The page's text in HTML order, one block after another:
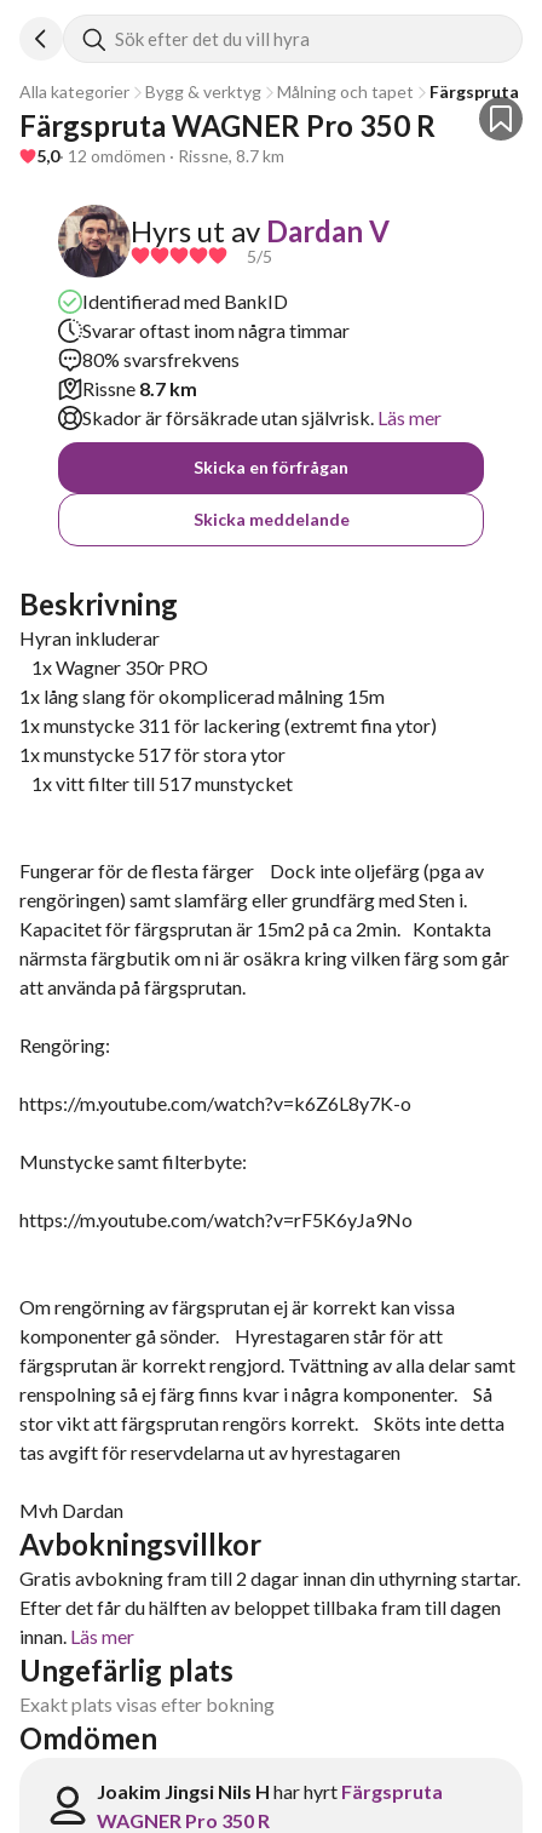
Sök efter det du vill hyra
Alla kategorier Bygg & verktyg Målning och tapet Färgspruta
Färgspruta WAGNER Pro 350 R
5,0· 12 omdömen · Rissne, 8.7 km
Hyrs ut av Dardan V
5/5
Identifierad med BankID
Svarar oftast inom några timmar
80% svarsfrekvens
Rissne 8.7 km
Skador är försäkrade utan självrisk. Läs mer
Skicka en förfrågan
Skicka meddelande
Beskrivning
Hyran inkluderar
1x Wagner 350r PRO
1x lång slang för okomplicerad målning 15m
1x munstycke 311 för lackering (extremt fina ytor)
1x munstycke 517 för stora ytor
1x vitt filter till 517 munstycket
Fungerar för de flesta färger Dock inte oljefärg (pga av
rengöringen) samt slamfärg eller grundfärg med Sten i.
Kapacitet för färgsprutan är 15m2 på ca 2min. Kontakta
närmsta färgbutik om ni är osäkra kring vilken färg som går
att använda på färgsprutan.
Rengöring:
https://m.youtube.com/watch?v=k6Z6L8y7K-o
Munstycke samt filterbyte:
https://m.youtube.com/watch?v=rF5K6yJa9No
Om rengörning av färgsprutan ej är korrekt kan vissa
komponenter gå sönder. Hyrestagaren står för att
färgsprutan är korrekt rengjord. Tvättning av alla delar samt
renspolning så ej färg finns kvar i några komponenter. Så
stor vikt att färgsprutan rengörs korrekt. Sköts inte detta
tas avgift för reservdelarna ut av hyrestagaren
Mvh Dardan
Avbokningsvillkor
Gratis avbokning fram till 2 dagar innan din uthyrning startar.
Efter det får du hälften av beloppet tillbaka fram till dagen
innan. Läs mer
Ungefärlig plats
Exakt plats visas efter bokning
Omdömen
Joakim Jingsi Nils H har hyrt Färgspruta
WAGNER Pro 350 R